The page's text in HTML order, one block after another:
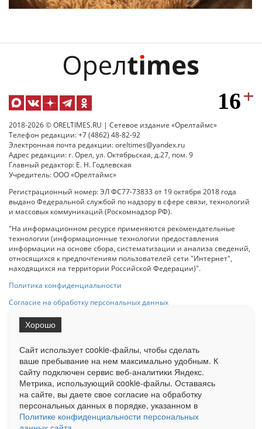
2018-2026 © ORELTIMES.RU | Сетевое издание «Орелтаймс»
Телефон редакции: +7 (4862) 48-82-92
Электронная почта редакции: oreltimes@yandex.ru
Адрес редакции: г. Орел, ул. Октябрьская, д.27, пом. 9
Главный редактор: Е. Н. Годлевская
Учредитель: ООО «Орелтаймс»
Регистрационный номер: ЭЛ ФС77-73833 от 19 октября 2018 года
выдано Федеральной службой по надзору в сфере связи, технологий
и массовых коммуникаций (Роскомнадзор РФ).
"На информационном ресурсе применяются рекомендательные
технологии (информационные технологии предоставления
информации на основе сбора, систематизации и анализа сведений,
относящихся к предпочтениям пользователей сети "Интернет",
находящихся на территории Российской Федерации)".
Политика конфиденциальности
Согласие на обработку персональных данных
на Сетевое издание «ОрелТаймс» обязательна.
Ограниченная статистика посещаемости доступна на сайте
Liveinternet.ru . Подробная статистика для рекламодателей по запросу
у менеджера.
Реклама Документы О нас Контакты
Сайт использует cookie-файлы, чтобы сделать
ваше пребывание на нем максимально удобным. К
cайту подключен сервис веб-аналитики Яндекс.
Метрика, использующий cookie-файлы. Оставаясь
на сайте, вы даете свое согласие на обработку
персональных данных в порядке, указанном в
Политике конфиденциальности персональных
Хорошо